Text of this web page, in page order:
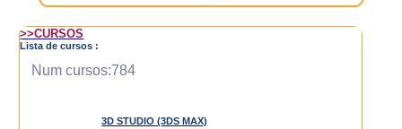
>>CURSOS
Lista de cursos :
Num cursos:784
3D STUDIO (3DS MAX)